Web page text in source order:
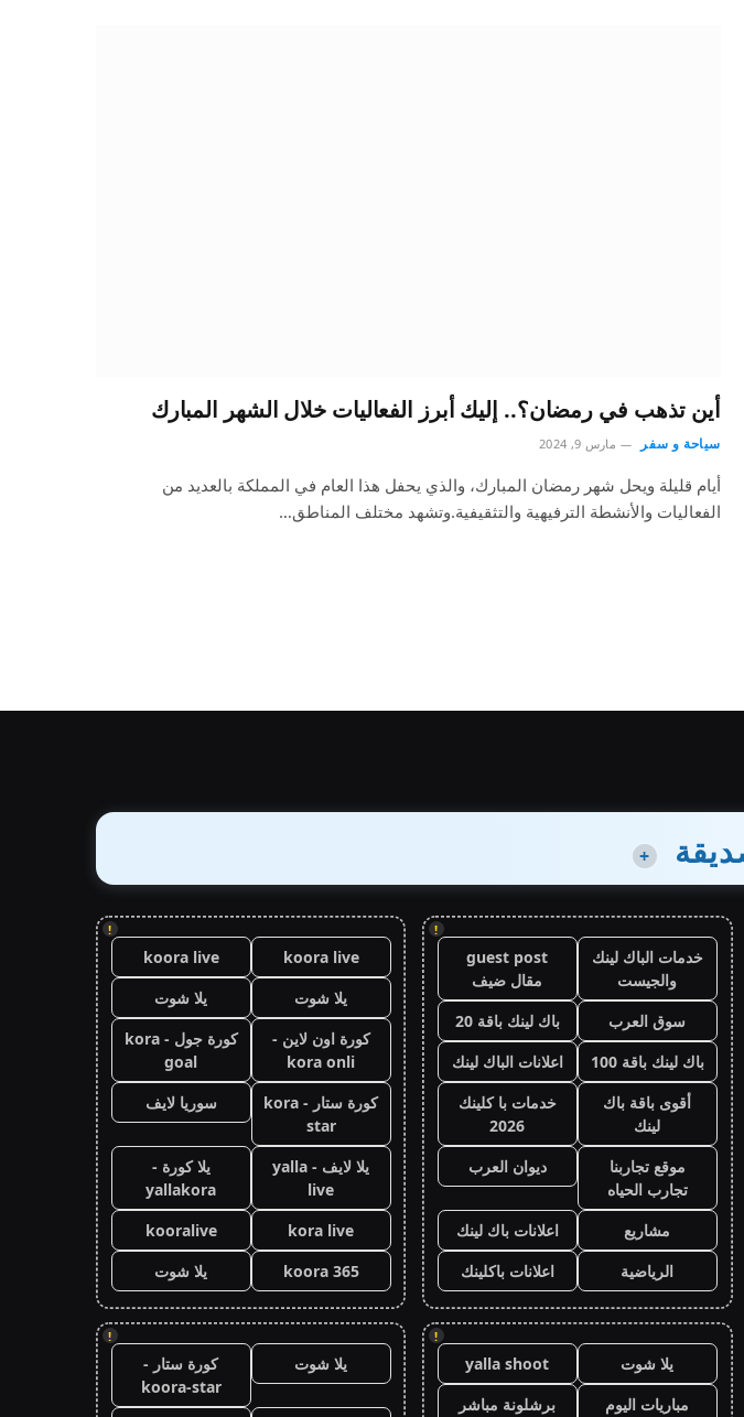
أين تذهب في رمضان؟.. إليك أبرز الفعاليات خلال الشهر المبارك
سياحة و سفر مارس 9, 2024
أيام قليلة ويحل شهر رمضان المبارك، والذي يحفل هذا العام في المملكة بالعديد من
الفعاليات والأنشطة الترفيهية والتثقيفية.وتشهد مختلف المناطق…
+
!
خدمات الباك لينك
والجيست
guest post
مقال ضيف
سوق العرب
باك لينك باقة 20
باك لينك باقة 100
اعلانات الباك لينك
أقوى باقة باك
لينك
خدمات با كلينك
2026
موقع تجاربنا
تجارب الحياه
ديوان العرب
مشاريع
اعلانات باك لينك
الرياضية
اعلانات باكلينك
!
يلا شوت
yalla shoot
مباريات اليوم
برشلونة مباشر
!
koora live
koora live
يلا شوت
يلا شوت
كورة اون لاين -
kora onli
كورة جول - kora
goal
كورة ستار - kora
star
سوريا لايف
يلا لايف - yalla
live
يلا كورة -
yallakora
kora live
kooralive
koora 365
يلا شوت
!
يلا شوت
كورة ستار -
koora-star